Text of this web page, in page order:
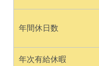
年間休日数
年次有給休暇